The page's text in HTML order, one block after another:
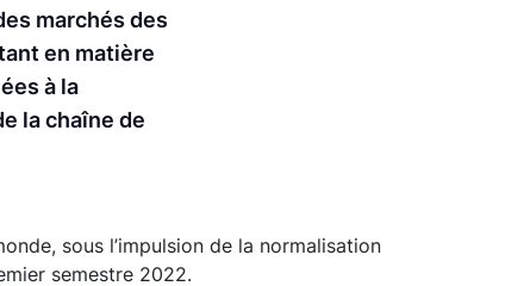
marchés des
en matière
à la
la chaîne de
sous l’impulsion de la normalisation
semestre 2022.